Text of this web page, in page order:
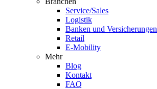
Service/Sales
Logistik
Banken und Versicherungen
Retail
E-Mobility
Mehr
Blog
Kontakt
FAQ